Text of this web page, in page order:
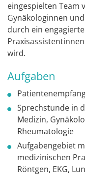
eingespielten Team
Gynäkologinnen
durch ein
wird.
Aufgaben
Sprechstunde in
Medizin,
Rheumatologie
Aufgabengebiet
medizinischen
Röntgen, EKG,